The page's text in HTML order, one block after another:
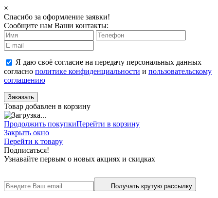
×
Спасибо за оформление заявки!
Сообщите нам Ваши контакты:
Я даю своё согласие на передачу персональных данных
согласно политике конфиденциальности и пользовательскому
соглашению
Заказать
Товар добавлен в корзину
Продолжить покупкиПерейти в корзину
Закрыть окно
Перейти к товару
Подписаться!
Узнавайте первым о новых акциях и скидках
Получать крутую рассылку